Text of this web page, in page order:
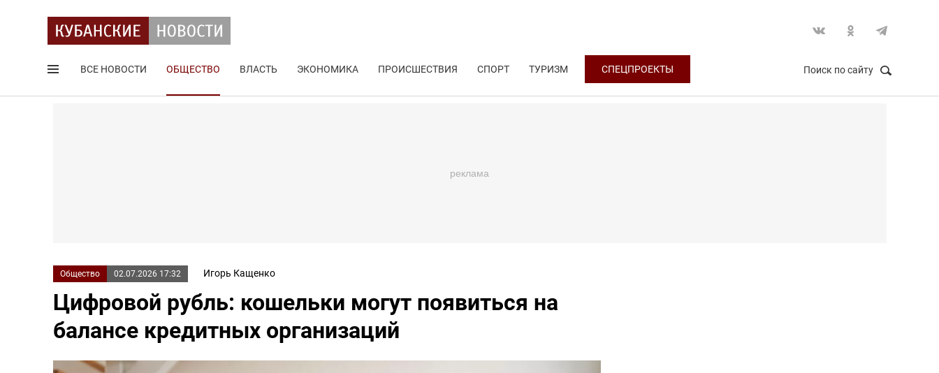
ВСЕ НОВОСТИ ОБЩЕСТВО ВЛАСТЬ ЭКОНОМИКА ПРОИСШЕСТВИЯ СПОРТ ТУРИЗМ СПЕЦПРОЕКТЫ Поиск по сайту
Общество 02.07.2026 17:32 Игорь Кащенко
Цифровой рубль: кошельки могут появиться на
балансе кредитных организаций